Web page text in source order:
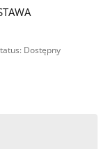
Dostępny